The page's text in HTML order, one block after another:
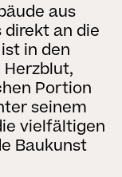
aus
an die
in den
Portion
seinem
vielfältigen
Baukunst